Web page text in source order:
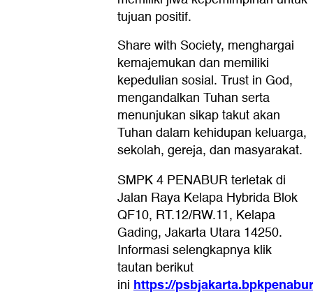
tujuan positif.
Share with Society, menghargai
kemajemukan dan memiliki
kepedulian sosial. Trust in God,
mengandalkan Tuhan serta
menunjukan sikap takut akan
Tuhan dalam kehidupan keluarga,
sekolah, gereja, dan masyarakat.
SMPK 4 PENABUR terletak di
Jalan Raya Kelapa Hybrida Blok
QF10, RT.12/RW.11, Kelapa
Gading, Jakarta Utara 14250.
Informasi selengkapnya klik
tautan berikut
ini https://